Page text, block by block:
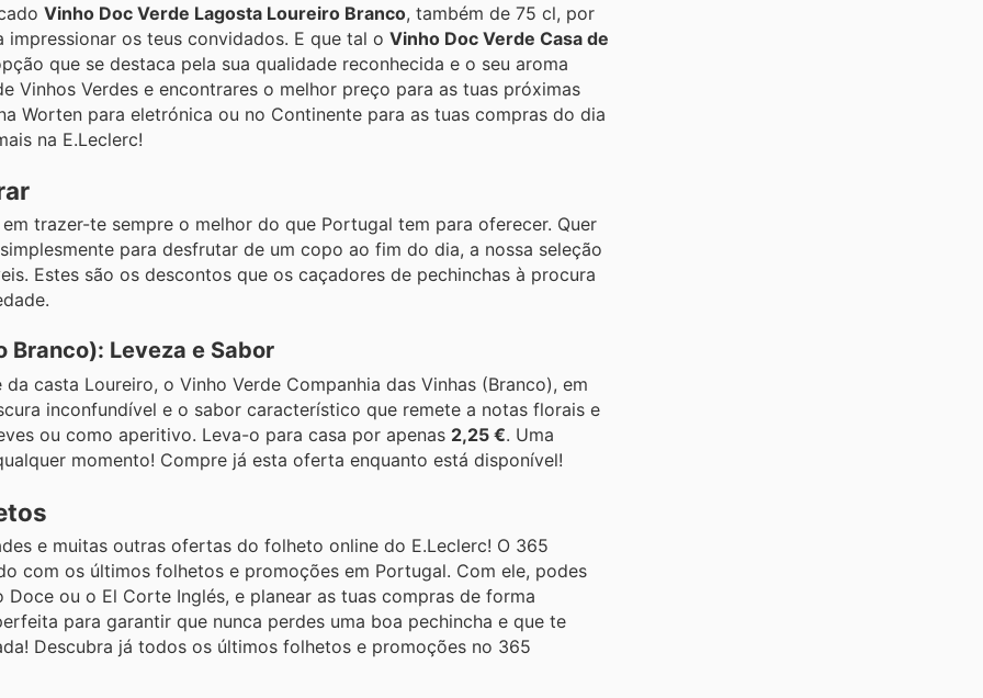
Vinho Doc Verde Lagosta Loureiro Branco, também de 75 cl, por
os teus convidados. E que tal o Vinho Doc Verde Casa de
que se destaca pela sua qualidade reconhecida e o seu aroma
Vinhos Verdes e encontrares o melhor preço para as tuas próximas
Worten para eletrónica ou no Continente para as tuas compras do dia
na E.Leclerc!
trazer-te sempre o melhor do que Portugal tem para oferecer. Quer
para desfrutar de um copo ao fim do dia, a nossa seleção
Estes são os descontos que os caçadores de pechinchas à procura
Branco): Leveza e Sabor
casta Loureiro, o Vinho Verde Companhia das Vinhas (Branco), em
inconfundível e o sabor característico que remete a notas florais e
ou como aperitivo. Leva-o para casa por apenas 2,25 €. Uma
momento! Compre já esta oferta enquanto está disponível!
e muitas outras ofertas do folheto online do E.Leclerc! O 365
com os últimos folhetos e promoções em Portugal. Com ele, podes
ou o El Corte Inglés, e planear as tuas compras de forma
para garantir que nunca perdes uma boa pechincha e que te
Descubra já todos os últimos folhetos e promoções no 365